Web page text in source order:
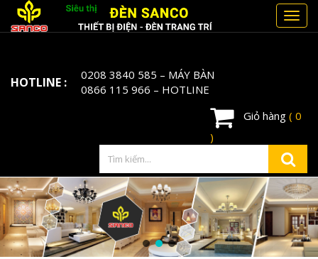
HOTLINE : 0208 3840 585 – MÁY BÀN
0866 115 966 – HOTLINE
Giỏ hàng ( 0
)